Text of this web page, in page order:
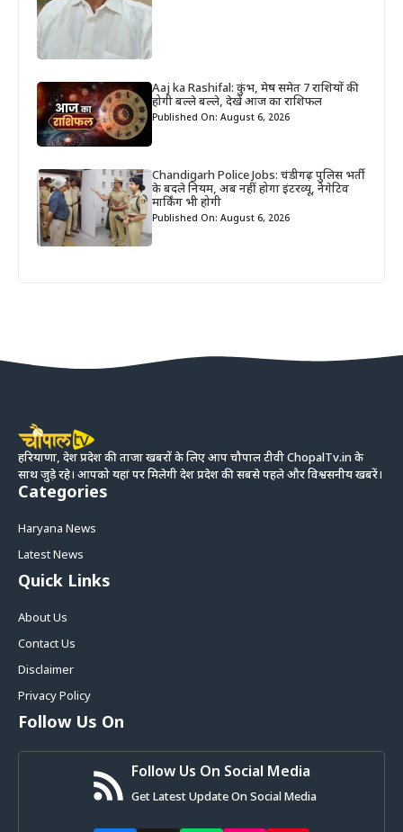
Aaj ka Rashifal: कुंभ, मेष समेत 7 राशियों की
होगी बल्ले बल्ले, देखें आज का राशिफल
Published On: August 6, 2026
Chandigarh Police Jobs: चंडीगढ़ पुलिस भर्ती
के बदले नियम, अब नहीं होगा इंटरव्यू, नेगेटिव
मार्किंग भी होगी
Published On: August 6, 2026
हरियाणा, देश प्रदेश की ताजा खबरों के लिए आप चौपाल टीवी ChopalTv.in के
साथ जुड़े रहे। आपको यहां पर मिलेगी देश प्रदेश की सबसे पहले और विश्वसनीय खबरें।
Categories
Haryana News
Latest News
Quick Links
About Us
Contact Us
Disclaimer
Privacy Policy
Follow Us On
Follow Us On Social Media
Get Latest Update On Social Media